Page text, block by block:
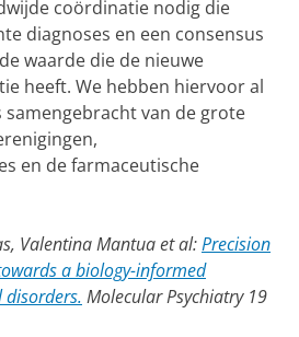
coördinatie nodig die
diagnoses en een consensus
waarde die de nieuwe
heeft. We hebben hiervoor al
van de grote
en de farmaceutische
Valentina Mantua et al:Precision
a biology-informed
Molecular Psychiatry 19